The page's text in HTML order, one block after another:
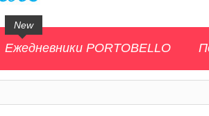
Ежедневники PORTOBELLO
New